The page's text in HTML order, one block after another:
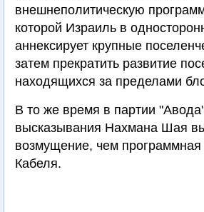
внешнеполитическую
которой Израиль в
аннексирует крупные
затем прекратить развитие
находящихся за пределами
В то же время в партии
высказывания Нахмана Шая
возмущение, чем программная
Кабеля.